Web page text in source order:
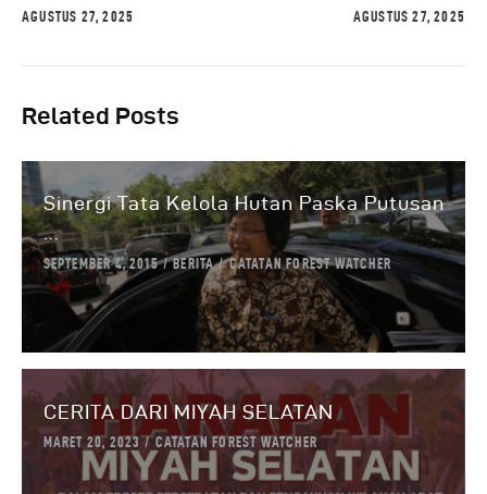
AGUSTUS 27, 2025 AGUSTUS 27, 2025
Related Posts
Sinergi Tata Kelola Hutan Paska Putusan
...
SEPTEMBER 4, 2015 BERITA CATATAN FOREST WATCHER
CERITA DARI MIYAH SELATAN
MARET 20, 2023 CATATAN FOREST WATCHER